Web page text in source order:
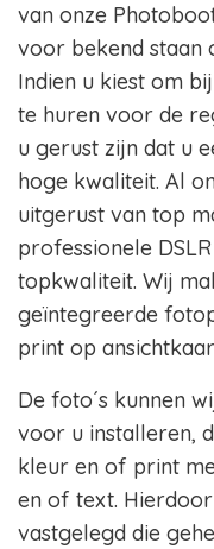
van onze
voor bekend staan
Indien u kiest om
te huren voor de
u gerust zijn dat u
hoge kwaliteit. Al
uitgerust van top
professionele
topkwaliteit. Wij
geïntegreerde
print op
De foto´s kunnen
voor u installeren,
kleur en of print
en of text.
vastgelegd die